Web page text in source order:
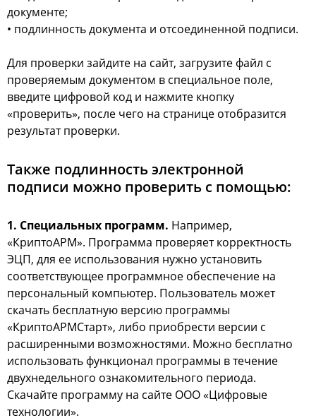
документе;
• подлинность документа и отсоединенной подписи.
Для проверки зайдите на сайт, загрузите файл с
проверяемым документом в специальное поле,
введите цифровой код и нажмите кнопку
«проверить», после чего на странице отобразится
результат проверки.
Также подлинность электронной
подписи можно проверить с помощью:
1. Специальных программ. Например,
«КриптоАРМ». Программа проверяет корректность
ЭЦП, для ее использования нужно установить
соответствующее программное обеспечение на
персональный компьютер. Пользователь может
скачать бесплатную версию программы
«КриптоАРМСтарт», либо приобрести версии с
расширенными возможностями. Можно бесплатно
использовать функционал программы в течение
двухнедельного ознакомительного периода.
Скачайте программу на сайте ООО «Цифровые
технологии».